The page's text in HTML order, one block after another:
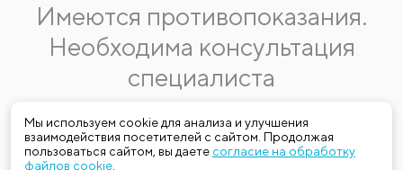
Мы используем cookie для анализа и улучшения
взаимодействия посетителей с сайтом. Продолжая
пользоваться сайтом, вы даете согласие на обработку
файлов cookie
Имеются противопоказания.
Необходима консультация
специалиста
Данная информация не является публичной офертой.
Стоимость, название и спектр услуг могут меняться.
Получить актуальную на момент обращения за медицинской